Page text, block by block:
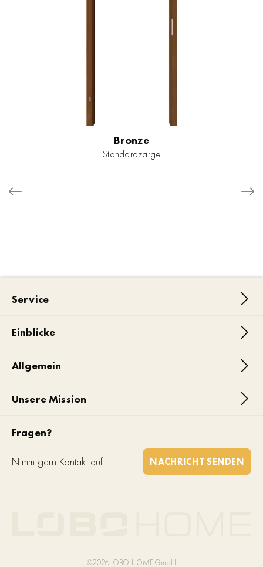
Bronze
Standardzarge
Service
Einblicke
Allgemein
Unsere Mission
Fragen?
Nimm gern Kontakt auf! NACHRICHT SENDEN
©2026 LOBO HOME GmbH